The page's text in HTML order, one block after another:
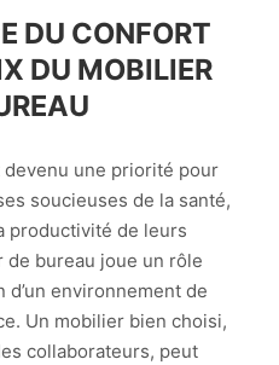
DU CONFORT
DU MOBILIER
une priorité pour
soucieuses de la santé,
productivité de leurs
de bureau joue un rôle
environnement de
Un mobilier bien choisi,
collaborateurs, peut